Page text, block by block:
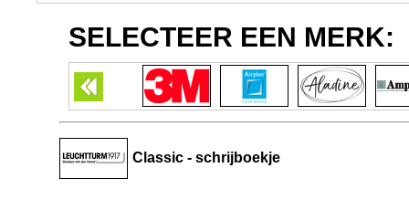
SELECTEER EEN MERK:
Classic - schrijboekje